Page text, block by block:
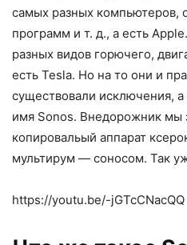
самых разных компьютеров,
программ и т. д., а есть
разных видов горючего,
есть Tesla. Но на то они и
существовали исключения,
имя Sonos. Внедорожник мы
копировальый аппарат
мультирум — соносом. Так
https://youtu.be/-jGTcCNacQQ